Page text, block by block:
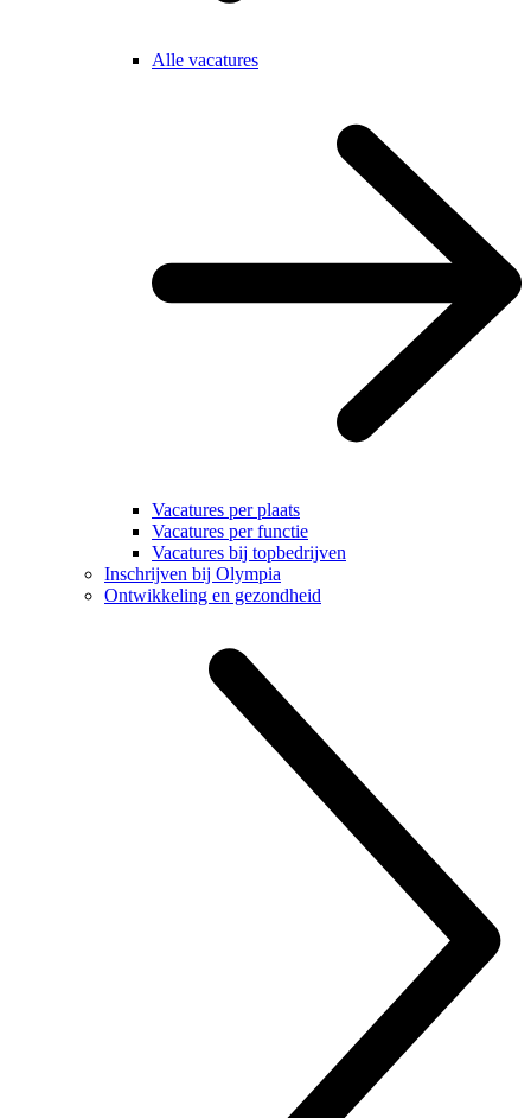
Alle vacatures
Vacatures per plaats
Vacatures per functie
Vacatures bij topbedrijven
Inschrijven bij Olympia
Ontwikkeling en gezondheid